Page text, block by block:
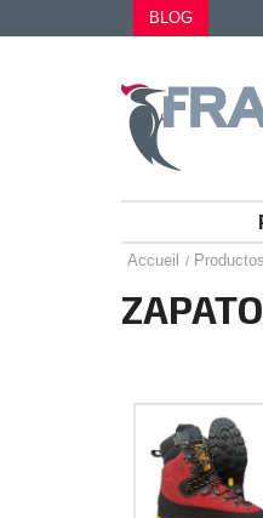
BLOG
Accueil Productos